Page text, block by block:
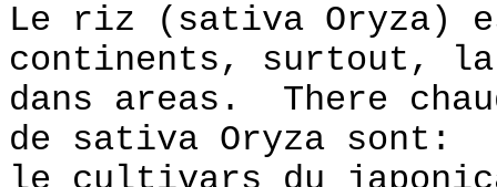
Le riz (sativa Oryza)
continents, surtout,
dans areas. There
de sativa Oryza sont: